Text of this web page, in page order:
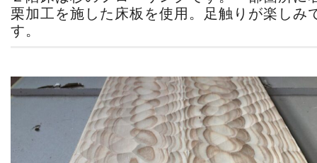
栗加工を施した床板を使用。足触りが楽しみ
す。